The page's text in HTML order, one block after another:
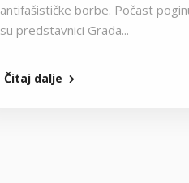
antifašističke borbe. Počast
su predstavnici Grada...
Čitaj dalje